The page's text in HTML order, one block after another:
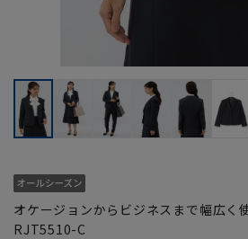
オケージョンからビジネスまで幅広く
RJT5510-C